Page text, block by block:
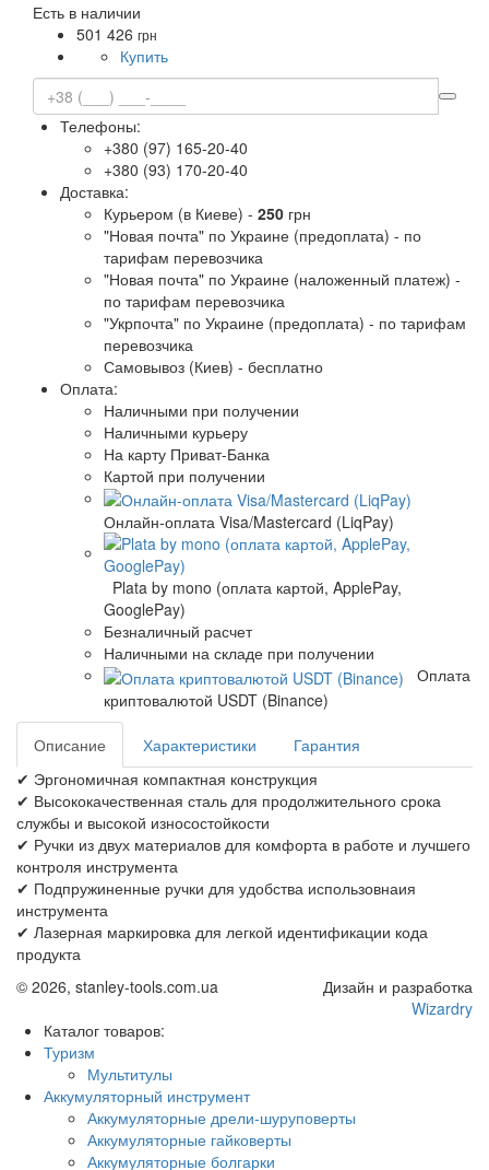
Есть в наличии
501 426 грн
Купить
Телефоны:
+380 (97) 165-20-40
+380 (93) 170-20-40
Доставка:
Курьером (в Киеве) - 250 грн
"Новая почта" по Украине (предоплата) - по
тарифам перевозчика
"Новая почта" по Украине (наложенный платеж) -
по тарифам перевозчика
"Укрпочта" по Украине (предоплата) - по тарифам
перевозчика
Самовывоз (Киев) - бесплатно
Оплата:
Наличными при получении
Наличными курьеру
На карту Приват-Банка
Картой при получении
Онлайн-оплата Visa/Mastercard (LiqPay)
Plata by mono (оплата картой, ApplePay,
GooglePay)
Безналичный расчет
Наличными на складе при получении
Оплата
криптовалютой USDT (Binance)
Описание Характеристики
Гарантия
✔ Эргономичная компактная конструкция
✔ Высококачественная сталь для продолжительного срока
службы и высокой износостойкости
✔ Ручки из двух материалов для комфорта в работе и лучшего
контроля инструмента
✔ Подпружиненные ручки для удобства использовнаия
инструмента
✔ Лазерная маркировка для легкой идентификации кода
продукта
© 2026, stanley-tools.com.ua
Дизайн и разработка
Wizardry
Каталог товаров:
Туризм
Мультитулы
Аккумуляторный инструмент
Аккумуляторные дрели-шуруповерты
Аккумуляторные гайковерты
Аккумуляторные болгарки